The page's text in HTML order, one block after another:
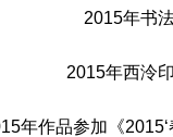
2015年书
2015年西泠
年作品参加《